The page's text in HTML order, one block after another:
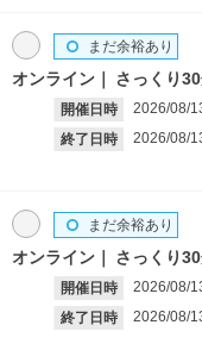
オンライン さっくり
開催日時 2026/08/
終了日時
2026/08/
まだ余裕あり
オンライン さっくり
開催日時 2026/08/
終了日時
2026/08/
まだ余裕あり